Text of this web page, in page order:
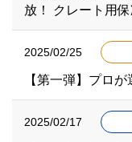
放！ クレート用
2025/02/25
【第一弾】プロ
2025/02/17